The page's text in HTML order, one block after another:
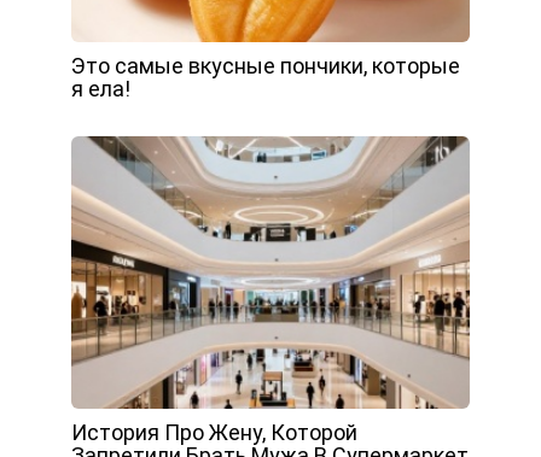
Это самые вкусные пончики, которые
я ела!
История Про Жену, Которой